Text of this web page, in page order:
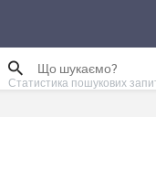
Статистика пошукових